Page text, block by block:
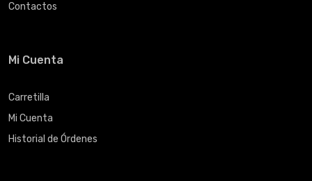
Contactos
Mi Cuenta
Carretilla
Mi Cuenta
Historial de Órdenes